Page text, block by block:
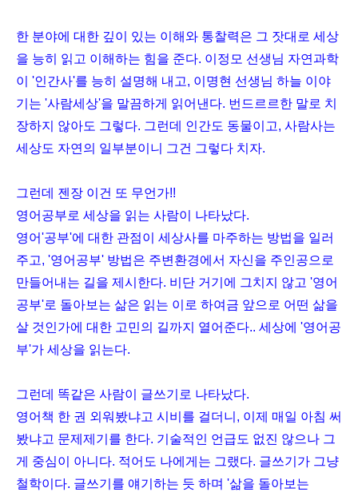
한 분야에 대한 깊이 있는 이해와 통찰력은 그 잣대로 세상
을 능히 읽고 이해하는 힘을 준다. 이정모 선생님 자연과학
이 '인간사'를 능히 설명해 내고, 이명현 선생님 하늘 이야
기는 '사람세상'을 말끔하게 읽어낸다. 번드르르한 말로 치
장하지 않아도 그렇다. 그런데 인간도 동물이고, 사람사는
세상도 자연의 일부분이니 그건 그렇다 치자.
그런데 젠장 이건 또 무언가!!
영어공부로 세상을 읽는 사람이 나타났다.
영어'공부'에 대한 관점이 세상사를 마주하는 방법을 일러
주고, '영어공부' 방법은 주변환경에서 자신을 주인공으로
만들어내는 길을 제시한다. 비단 거기에 그치지 않고 '영어
공부'로 돌아보는 삶은 읽는 이로 하여금 앞으로 어떤 삶을
살 것인가에 대한 고민의 길까지 열어준다.. 세상에 '영어공
부'가 세상을 읽는다.
그런데 똑같은 사람이 글쓰기로 나타났다.
영어책 한 권 외워봤냐고 시비를 걸더니, 이제 매일 아침 써
봤냐고 문제제기를 한다. 기술적인 언급도 없진 않으나 그
게 중심이 아니다. 적어도 나에게는 그랬다. 글쓰기가 그냥
철학이다. 글쓰기를 얘기하는 듯 하며 '삶을 돌아보는